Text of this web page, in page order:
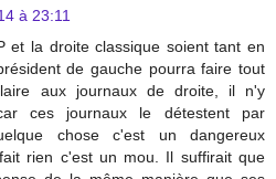
à 23:11
et la droite classique soient tant en
de gauche pourra faire tout
aux journaux de droite, il n'y
ces journaux le détestent par
chose c'est un dangereux
rien c'est un mou. Il suffirait que